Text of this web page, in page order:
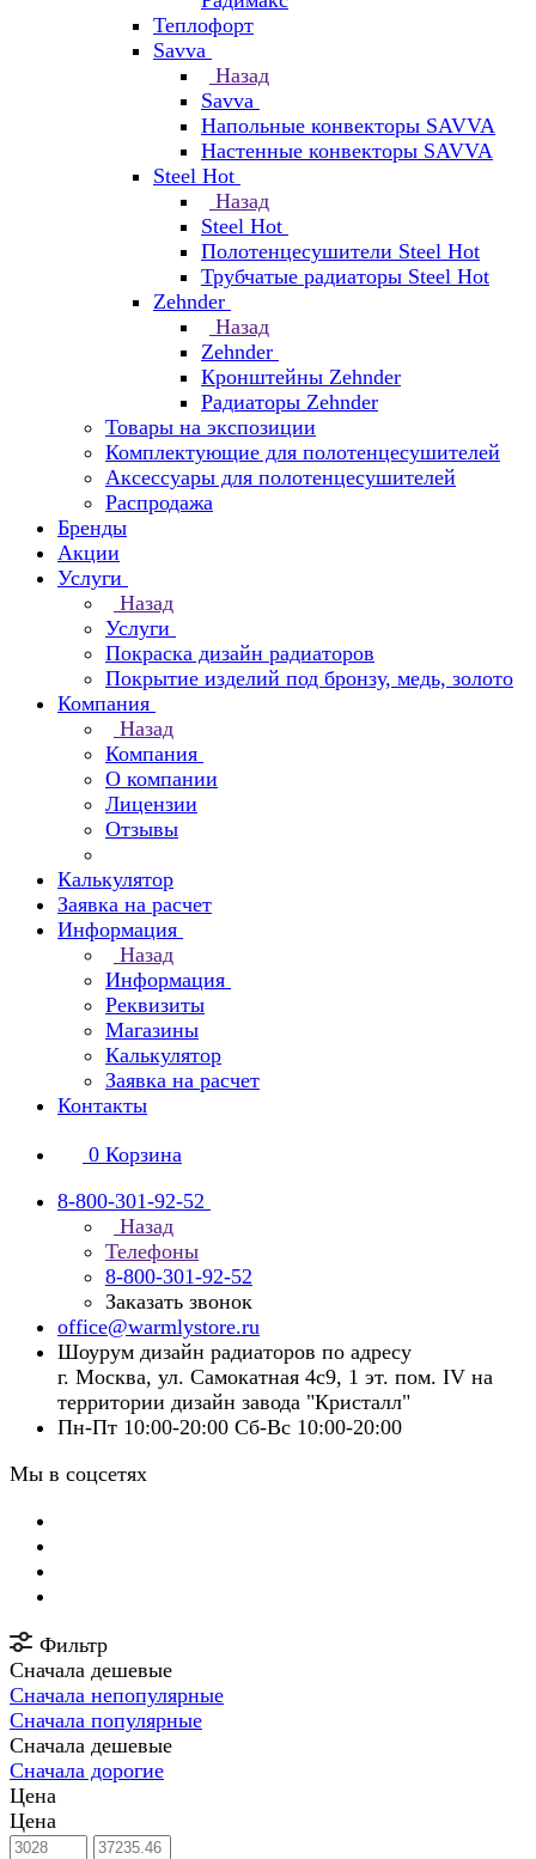
Теплофорт
Savva
Назад
Savva
Напольные конвекторы SAVVA
Настенные конвекторы SAVVA
Steel Hot
Назад
Steel Hot
Полотенцесушители Steel Hot
Трубчатые радиаторы Steel Hot
Zehnder
Назад
Zehnder
Кронштейны Zehnder
Радиаторы Zehnder
Товары на экспозиции
Комплектующие для полотенцесушителей
Аксессуары для полотенцесушителей
Распродажа
Бренды
Акции
Услуги
Назад
Услуги
Покраска дизайн радиаторов
Покрытие изделий под бронзу, медь, золото
Компания
Назад
Компания
О компании
Лицензии
Отзывы
Калькулятор
Заявка на расчет
Информация
Назад
Информация
Реквизиты
Магазины
Калькулятор
Заявка на расчет
Контакты
0 Корзина
8-800-301-92-52
Назад
Телефоны
8-800-301-92-52
Заказать звонок
office@warmlystore.ru
Шоурум дизайн радиаторов по адресу
г. Москва, ул. Самокатная 4с9, 1 эт. пом. IV на
территории дизайн завода "Кристалл"
Пн-Пт 10:00-20:00 Сб-Вс 10:00-20:00
Мы в соцсетях
Фильтр
Сначала дешевые
Сначала непопулярные
Сначала популярные
Сначала дешевые
Сначала дорогие
Цена
Цена